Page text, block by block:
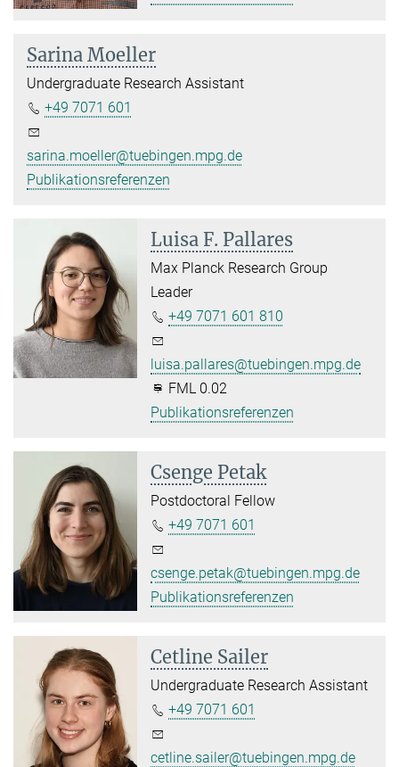
Sarina Moeller
Undergraduate Research Assistant
+49 7071 601
sarina.moeller@tuebingen.mpg.de
Publikationsreferenzen
Luisa F. Pallares
Max Planck Research Group
Leader
+49 7071 601 810
luisa.pallares@tuebingen.mpg.de
FML 0.02
Publikationsreferenzen
Csenge Petak
Postdoctoral Fellow
+49 7071 601
csenge.petak@tuebingen.mpg.de
Publikationsreferenzen
Cetline Sailer
Undergraduate Research Assistant
+49 7071 601
cetline.sailer@tuebingen.mpg.de